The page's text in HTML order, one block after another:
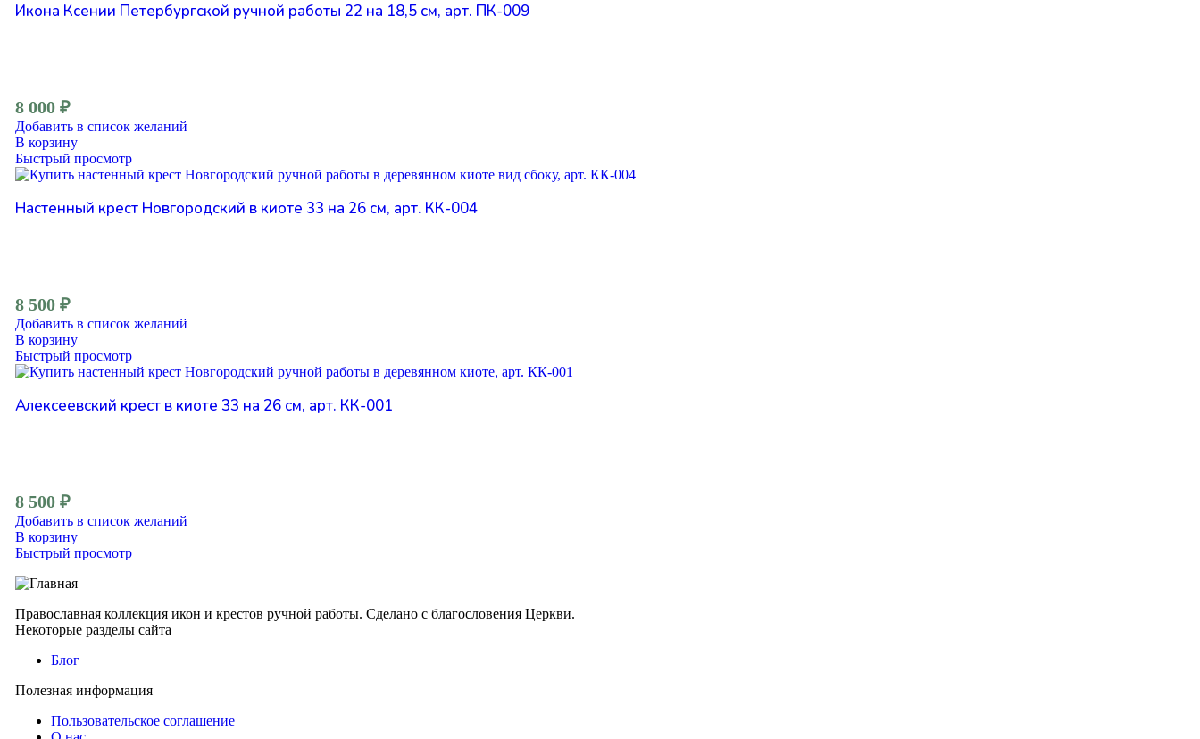
Икона Ксении Петербургской ручной работы 22 на 18,5 см, арт. ПК-009
8 000 ₽
Добавить в список желаний
В корзину
Быстрый просмотр
Настенный крест Новгородский в киоте 33 на 26 см, арт. КК-004
8 500 ₽
Добавить в список желаний
В корзину
Быстрый просмотр
Алексеевский крест в киоте 33 на 26 см, арт. КК-001
8 500 ₽
Добавить в список желаний
В корзину
Быстрый просмотр
Православная коллекция икон и крестов ручной работы. Сделано с благословения Церкви.
Некоторые разделы сайта
Блог
Полезная информация
Пользовательское соглашение